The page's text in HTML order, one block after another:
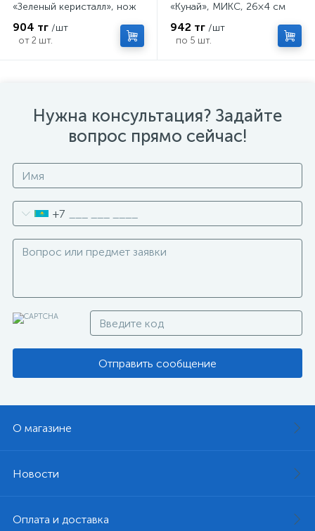
«Зеленый керисталл», нож
904 тг /шт
от 2 шт.
«Кунай», МИКС, 26×4 см
942 тг /шт
по 5 шт.
Нужна консультация? Задайте
вопрос прямо сейчас!
+7
Отправить сообщение
О магазине
Новости
Оплата и доставка